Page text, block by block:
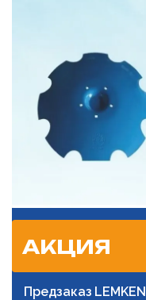
АКЦИЯ
Предзаказ LEMKEN